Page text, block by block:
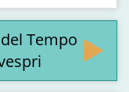
Tempo